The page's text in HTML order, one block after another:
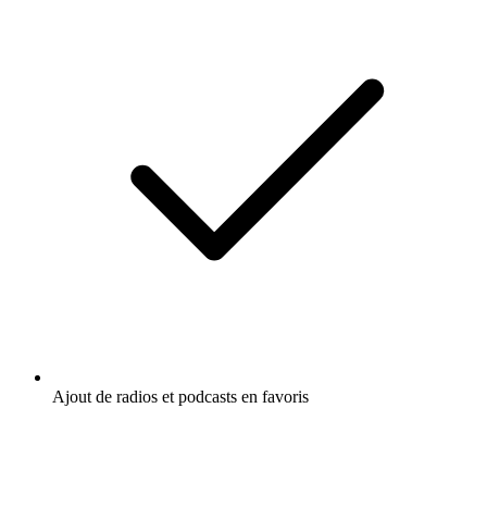
Ajout de radios et podcasts en favoris